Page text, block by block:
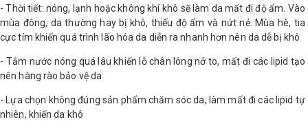
- Thời tiết: nóng, lạnh hoặc không khí khô sẽ làm da mất đi độ ẩm. Vào
mùa đông, da thường hay bị khô, thiếu độ ẩm và nứt nẻ. Mùa hè, tia
cực tím khiến quá trình lão hóa da diễn ra nhanh hơn nên da dễ bị khô
- Tắm nước nóng quá lâu khiến lỗ chân lông nở to, mất đi các lipid tạo
nên hàng rào bảo vệ da
- Lựa chọn không đúng sản phẩm chăm sóc da, làm mất đi các lipid tự
nhiên, khiến da khô